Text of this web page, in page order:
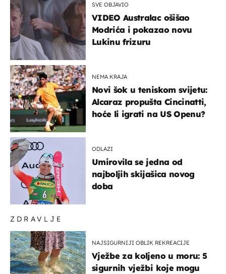
ZDRAVLJE
NAJSIGURNIJI OBLIK REKREACIJE
Vježbe za koljeno u moru: 5
sigurnih vježbi koje mogu
SVE OBJAVIO
VIDEO Australac ošišao
Modrića i pokazao novu
Lukinu frizuru
NEMA KRAJA
Novi šok u teniskom svijetu:
Alcaraz propušta Cincinatti,
hoće li igrati na US Openu?
ODLAZI
Umirovila se jedna od
najboljih skijašica novog
doba